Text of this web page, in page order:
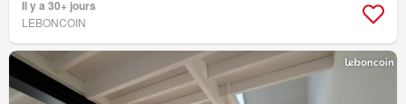
Il y a 30+ jours
LEBONCOIN